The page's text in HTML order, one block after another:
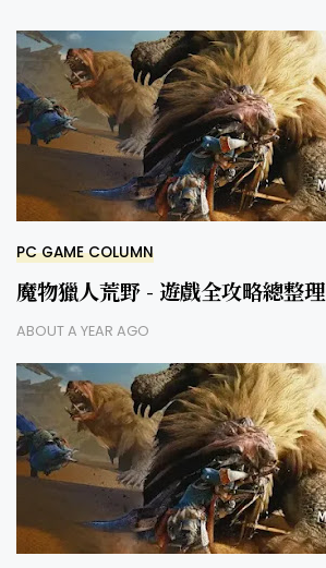
PC GAME COLUMN
魔物獵人荒野 - 遊戲全攻略總整理
ABOUT A YEAR AGO